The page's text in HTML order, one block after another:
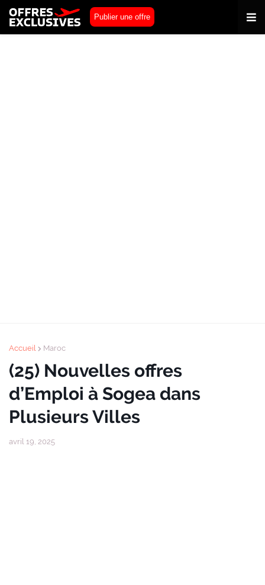
Publier une offre
Accueil Maroc
(25) Nouvelles offres
d’Emploi à Sogea dans
Plusieurs Villes
avril 19, 2025